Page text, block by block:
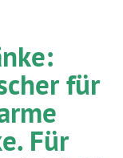
für
Für